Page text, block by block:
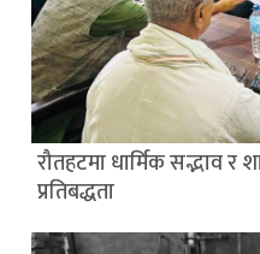
रौतहटमा धार्मिक सद्भाव र
प्रतिबद्धता